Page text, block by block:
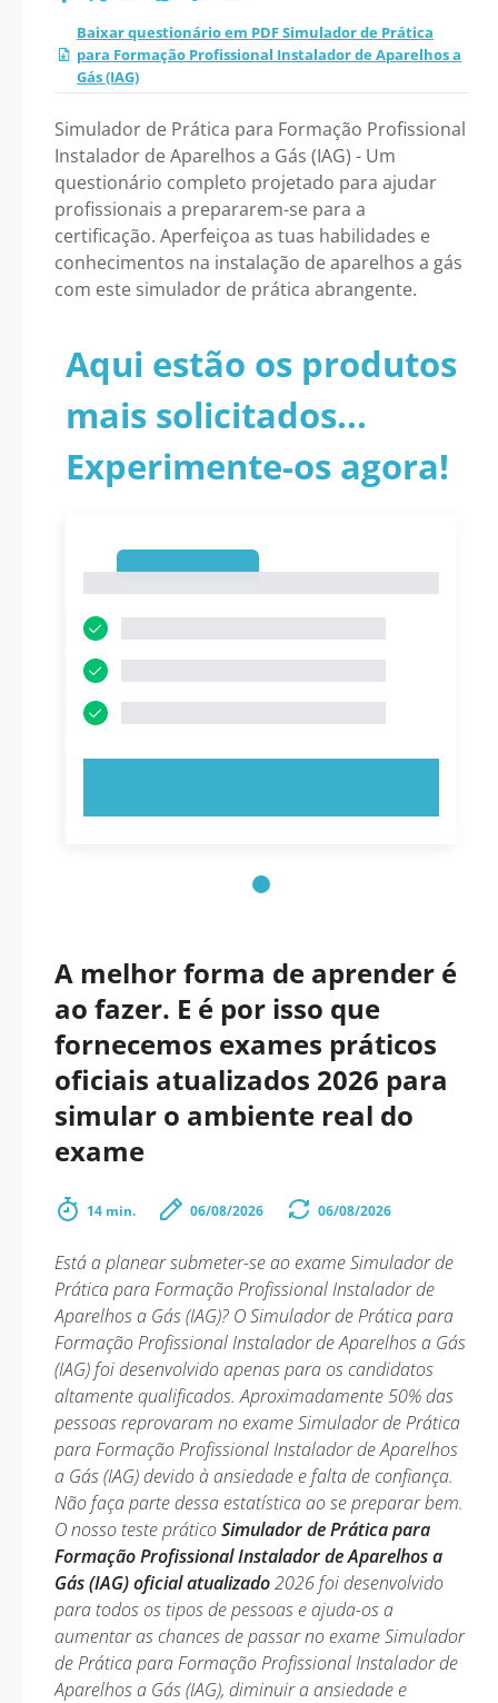
Baixar questionário em PDF Simulador de Prática
para Formação Profissional Instalador de Aparelhos a
Gás (IAG)
Simulador de Prática para Formação Profissional
Instalador de Aparelhos a Gás (IAG) - Um
questionário completo projetado para ajudar
profissionais a prepararem-se para a
certificação. Aperfeiçoa as tuas habilidades e
conhecimentos na instalação de aparelhos a gás
com este simulador de prática abrangente.
Aqui estão os produtos
mais solicitados...
Experimente-os agora!
A melhor forma de aprender é
ao fazer. E é por isso que
fornecemos exames práticos
oficiais atualizados 2026 para
simular o ambiente real do
exame
14 min. 06/08/2026 06/08/2026
Está a planear submeter-se ao exame Simulador de
Prática para Formação Profissional Instalador de
Aparelhos a Gás (IAG)? O Simulador de Prática para
Formação Profissional Instalador de Aparelhos a Gás
(IAG) foi desenvolvido apenas para os candidatos
altamente qualificados. Aproximadamente 50% das
pessoas reprovaram no exame Simulador de Prática
para Formação Profissional Instalador de Aparelhos
a Gás (IAG) devido à ansiedade e falta de confiança.
Não faça parte dessa estatística ao se preparar bem.
O nosso teste práticoSimulador de Prática para
Formação Profissional Instalador de Aparelhos a
Gás (IAG) oficial atualizado2026 foi desenvolvido
para todos os tipos de pessoas e ajuda-os a
aumentar as chances de passar no exame Simulador
de Prática para Formação Profissional Instalador de
Aparelhos a Gás (IAG), diminuir a ansiedade e